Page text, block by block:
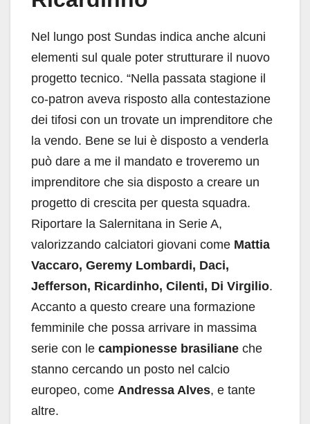
Nel lungo post Sundas indica anche alcuni
elementi sul quale poter strutturare il nuovo
progetto tecnico. “Nella passata stagione il
co-patron aveva risposto alla contestazione
dei tifosi con un trovate un imprenditore che
la vendo. Bene se lui è disposto a venderla
può dare a me il mandato e troveremo un
imprenditore che sia disposto a creare un
progetto di crescita per questa squadra.
Riportare la Salernitana in Serie A,
valorizzando calciatori giovani come Mattia
Vaccaro, Geremy Lombardi, Daci,
Jefferson, Ricardinho, Cilenti, Di Virgilio.
Accanto a questo creare una formazione
femminile che possa arrivare in massima
serie con le campionesse brasiliane che
stanno cercando un posto nel calcio
europeo, come Andressa Alves, e tante
altre.